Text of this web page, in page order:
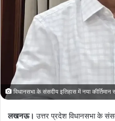
n
विधानसभा के संसदीय इतिहास में नया कीर्तिमान
लखनऊ। उत्तर प्रदेश विधानसभा के